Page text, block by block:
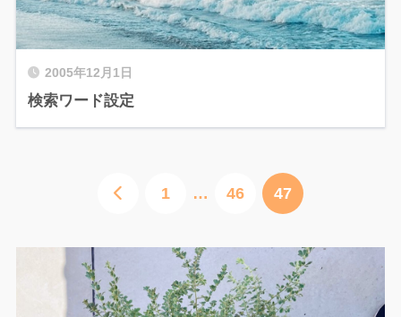
2005年12月1日
検索ワード設定
1 … 46 47